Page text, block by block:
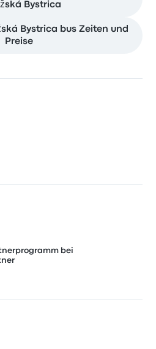
Bystrica
Bystrica bus Zeiten und
Preise
bei